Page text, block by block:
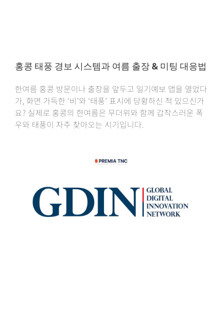
홍콩 태풍 경보 시스템과 여름 출장 & 미팅 대응법
한여름 홍콩 방문이나 출장을 앞두고 일기예보 앱을 열었다
가, 화면 가득한 ‘비’와 ‘태풍’ 표시에 당황하신 적 있으신가
요? 실제로 홍콩의 한여름은 무더위와 함께 갑작스러운 폭
우와 태풍이 자주 찾아오는 시기입니다.